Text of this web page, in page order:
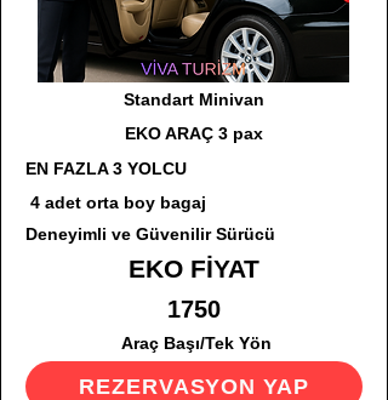
Standart Minivan
EKO ARAÇ 3 pax
EN FAZLA 3 YOLCU
4 adet orta boy bagaj
Deneyimli ve Güvenilir Sürücü
EKO FİYAT
1750
Araç Başı/Tek Yön
REZERVASYON YAP